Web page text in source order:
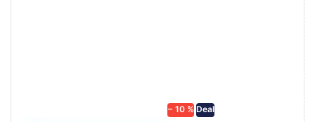
− 10 % Deal